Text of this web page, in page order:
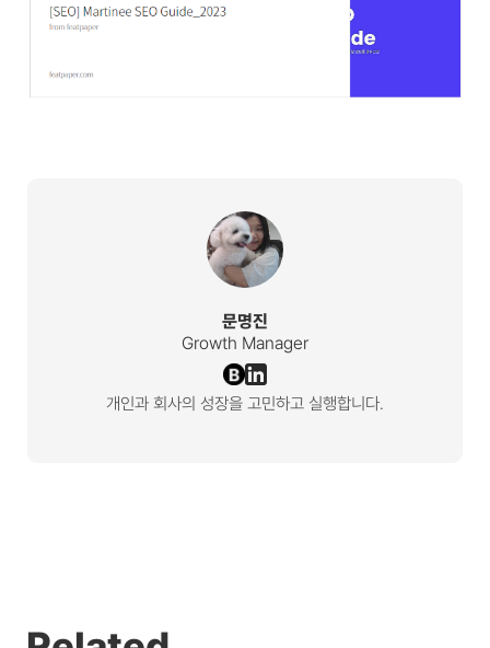
문명진
Growth Manager
개인과 회사의 성장을 고민하고 실행합니다.